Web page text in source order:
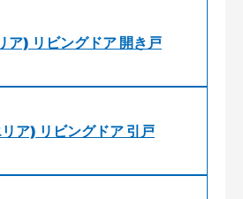
) リビングドア 開き戸
ア) リビングドア 引戸